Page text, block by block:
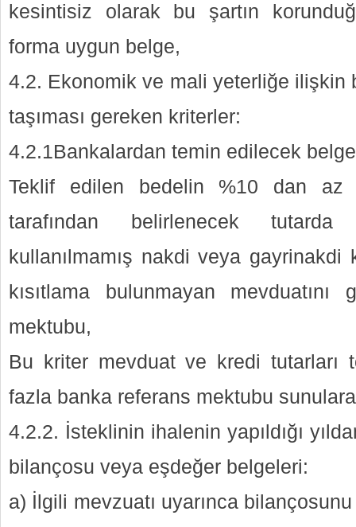
kesintisiz olarak bu şartın
forma uygun belge,
4.2. Ekonomik ve mali yeterliğe ilişkin
taşıması gereken kriterler:
4.2.1Bankalardan temin edilecek
Teklif edilen bedelin %10 dan az
tarafından belirlenecek tutarda
kullanılmamış nakdi veya
kısıtlama bulunmayan
mektubu,
Bu kriter mevduat ve kredi tutarları
fazla banka referans mektubu
4.2.2. İsteklinin ihalenin yapıldığı
bilançosu veya eşdeğer belgeleri:
a) İlgili mevzuatı uyarınca